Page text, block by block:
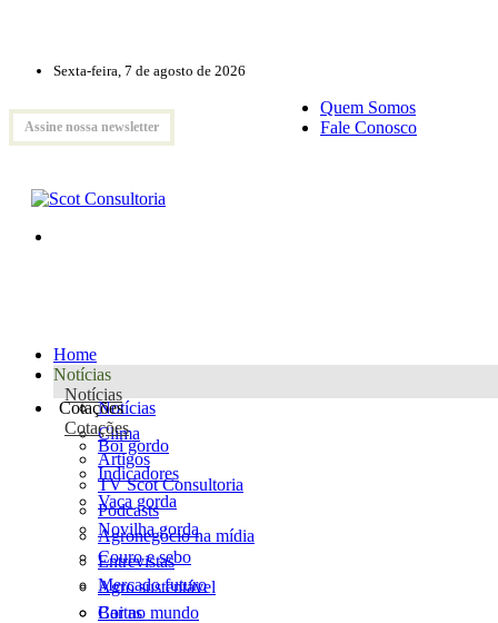
Sexta-feira, 7 de agosto de 2026
Assine nossa newsletter
Quem Somos
Fale Conosco
Home
Notícias
Notícias
Notícias
Clima
Artigos
TV Scot Consultoria
Podcasts
Agronegócio na mídia
Entrevistas
Agro sustentável
Cartas
Cotações
Cotações
Boi gordo
Indicadores
Vaca gorda
Novilha gorda
Couro e sebo
Mercado futuro
Boi no mundo